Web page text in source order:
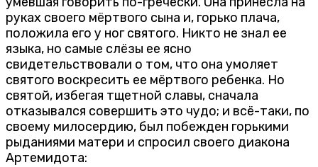
руках своего мёртвого сына и, горько плача,
положила его у ног святого. Никто не знал ее
языка, но самые слёзы ее ясно
свидетельствовали о том, что она умоляет
святого воскресить ее мёртвого ребенка. Но
святой, избегая тщетной славы, сначала
отказывался совершить это чудо; и всё-таки, по
своему милосердию, был побежден горькими
рыданиями матери и спросил своего диакона
Артемидота: